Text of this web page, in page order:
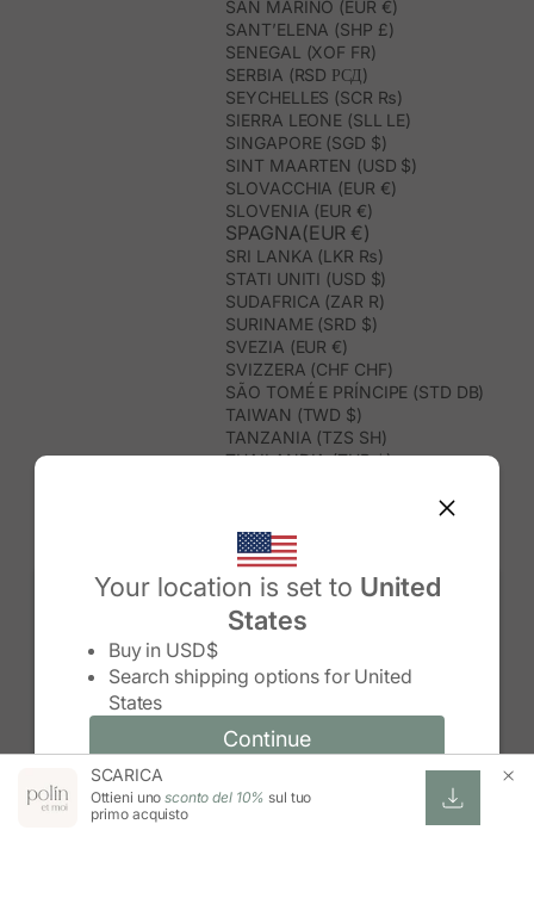
Your location is set to United
States
Buy in USD$
Search shipping options for United
States
Continue
Change country/region and language
Change country/region
Continue
SAN MARINO (EUR €)
SANT’ELENA (SHP £)
SENEGAL (XOF FR)
SERBIA (RSD РСД)
SEYCHELLES (SCR ₨)
SIERRA LEONE (SLL LE)
SINGAPORE (SGD $)
SINT MAARTEN (USD $)
SLOVACCHIA (EUR €)
SLOVENIA (EUR €)
SPAGNA(EUR €)
SRI LANKA (LKR ₨)
STATI UNITI (USD $)
SUDAFRICA (ZAR R)
SURINAME (SRD $)
SVEZIA (EUR €)
SVIZZERA (CHF CHF)
SÃO TOMÉ E PRÍNCIPE (STD DB)
TAIWAN (TWD $)
TANZANIA (TZS SH)
THAILANDIA (THB ฿)
TONGA (TOP T$)
TRINIDAD E TOBAGO (TTD $)
TUNISIA (USD $)
TURCHIA (TRY ₺)
TURKMENISTAN (USD $)
UNGHERIA (EUR €)
UZBEKISTAN (UZS SO'M)
VANUATU (VUV VT)
VIETNAM (VND ₫)
WALLIS E FUTUNA (XPF FR)
SCARICA
Ottieni unosconto del 10% sul tuo
primo acquisto